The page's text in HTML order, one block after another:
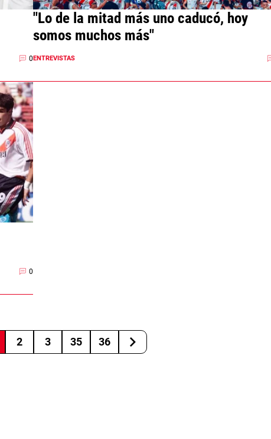
0
"Lo de la mitad más uno caducó, hoy
somos muchos más"
ENTREVISTAS
0
2 3 35 36